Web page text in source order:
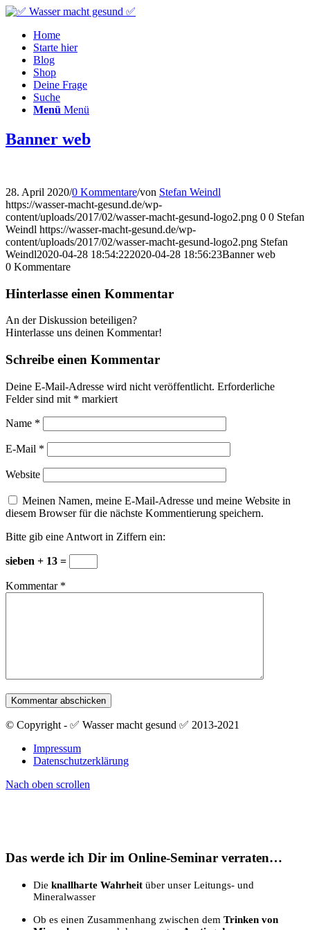
Home
Starte hier
Blog
Shop
Deine Frage
Suche
Menü Menü
Banner web
28. April 2020/0 Kommentare/von Stefan Weindl
https://wasser-macht-gesund.de/wp-
content/uploads/2017/02/wasser-macht-gesund-logo2.png 0 0 Stefan
Weindl https://wasser-macht-gesund.de/wp-
content/uploads/2017/02/wasser-macht-gesund-logo2.png Stefan
Weindl2020-04-28 18:54:222020-04-28 18:56:23Banner web
0 Kommentare
Hinterlasse einen Kommentar
An der Diskussion beteiligen?
Hinterlasse uns deinen Kommentar!
Schreibe einen Kommentar
Deine E-Mail-Adresse wird nicht veröffentlicht. Erforderliche
Felder sind mit * markiert
Name *
E-Mail *
Website
Meinen Namen, meine E-Mail-Adresse und meine Website in
diesem Browser für die nächste Kommentierung speichern.
Bitte gib eine Antwort in Ziffern ein:
sieben + 13 =
Kommentar *
© Copyright - ✅ Wasser macht gesund ✅ 2013-2021
Impressum
Datenschutzerklärung
Nach oben scrollen
Das werde ich Dir im Online-Seminar verraten…
Die knallharte Wahrheit über unser Leitungs- und
Mineralwasser
Ob es einen Zusammenhang zwischen dem Trinken von